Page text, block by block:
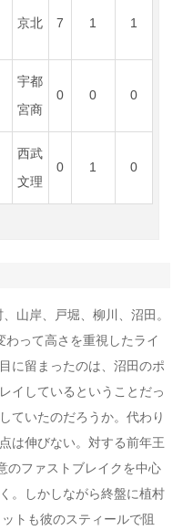
京北 7 1 1
宇都
宮商
0 0 0
西武
文理
0 1 0
山岸、戸堀、柳川、沼田。
わって高さを重視したライ
に留まったのは、沼田のポ
イしているということだっ
ていたのだろうか。代わり
は伸びない。対する前年王
のファストブレイクを中心
。しかしながら終盤に植村
トも彼のスティールで阻